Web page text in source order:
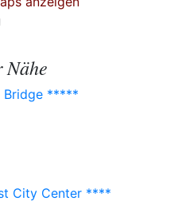
Nähe
Bridge *****
City Center ****